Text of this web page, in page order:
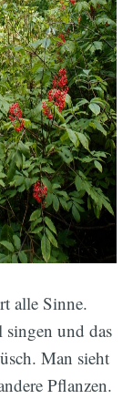
alle Sinne.
und das
Man sieht
Pflanzen.